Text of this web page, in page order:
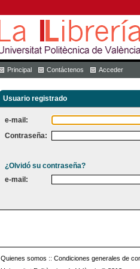
Principal Contáctenos Acceder
Usuario registrado
e-mail:
Contraseña:
¿Olvidó su contraseña?
e-mail:
Quienes somos :: Condiciones generales de